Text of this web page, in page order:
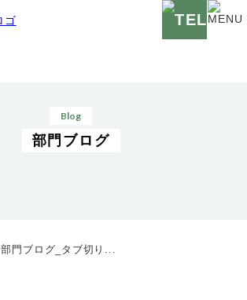
Blog
部門ブログ
部門ブログ_タブ切り...